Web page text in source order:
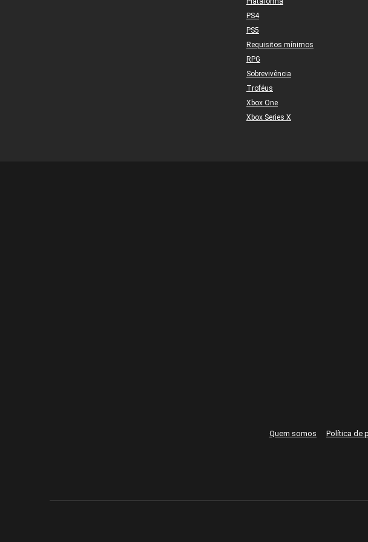
PS4
PS5
Requisitos mínimos
RPG
Sobrevivência
Troféus
Xbox One
Xbox Series X
Quem somos Política de